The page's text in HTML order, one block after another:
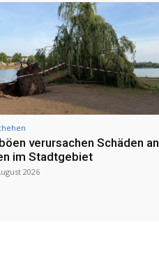
verursachen Schäden an
im Stadtgebiet
2026